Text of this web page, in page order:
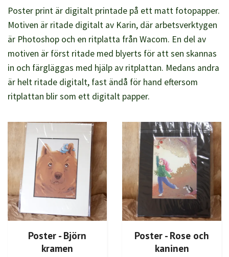
Poster print är digitalt printade på ett matt fotopapper.
Motiven är ritade digitalt av Karin, där arbetsverktygen
är Photoshop och en ritplatta från Wacom. En del av
motiven är först ritade med blyerts för att sen skannas
in och färgläggas med hjälp av ritplattan. Medans andra
är helt ritade digitalt, fast ändå för hand eftersom
ritplattan blir som ett digitalt papper.
Poster - Björn
kramen
Poster - Rose och
kaninen